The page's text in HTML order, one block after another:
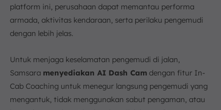
platform ini, perusahaan dapat memantau performa
armada, aktivitas kendaraan, serta perilaku pengemudi
dengan lebih jelas.
Untuk menjaga keselamatan pengemudi di jalan,
Samsara menyediakan AI Dash Cam dengan fitur In-
Cab Coaching untuk menegur langsung pengemudi yang
mengantuk, tidak menggunakan sabut pengaman, atau